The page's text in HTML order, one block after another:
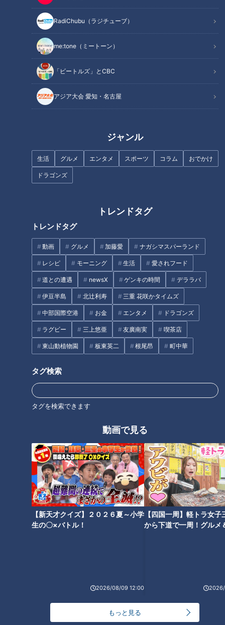
RadiChubu（ラジチューブ）
me:tone（ミートーン）
「ビートルズ」とCBC
アジア大会 愛知・名古屋
ジャンル
生活 グルメ エンタメ スポーツ コラム おでかけ
ドラゴンズ
トレンドタグ
トレンドタグ
動画 グルメ 加藤愛 ナガシマスパーランド
レシピ モーニング 生活 愛されフード
道との遭遇 newsX ゲンキの時間 デララバ
伊豆半島 北辻利寿 三重 花咲かタイムズ
中部国際空港 お金 エンタメ ドラゴンズ
ラグビー 三上悠亜 友廣南実 喫茶店
東山動植物園 板東英二 根尾昂 町中華
タグ検索
タグを検索できます
動画で見る
【新天才クイズ】２０２６夏～小学
生の〇×バトル！
2026/08/09 12:00
【四国一周】軽トラ女子
から下道で一周！グルメ
もっと見る
超激レアのネタ「にしん」から
お値打ち「濃厚うに包み」ま
で！“回転寿司マニア”が鮮度も
味も抜群の絶品ネタをご紹介
大久保佳代子も悩んだ"断り文
ドラゴンズ野球が戻ってきた！
立浪采配から透ける歴代監督、
星野と落合そして？
コラボに期待
「こんがりスパイシーさばのサ
ラダ」の作り方【キユーピー３
分クッキング】
加藤愛アナが三重県南伊勢町の
愛されフード『神前丼』を調
査！ ブランドマグロ“伊勢まぐ
ろ”をタップリ使った各店自慢の
どんぶり
タグ
スポーツ 中日ドラゴンズ サンデードラゴンズ
とある妄想しがちなファンのドラゴンズ見聞録
ナゴヤ球場からドラゴンズが去
る日～本拠地移転に思う感動の
新たな背番号に活躍を誓う福
永、松木平そして根尾～愛しの
ドラゴンズ！２０２５
治大学の元キャプテン～愛しの
高橋宏斗が無傷の２５勝達成、
細川＆石川昂＆ボスラーの３０